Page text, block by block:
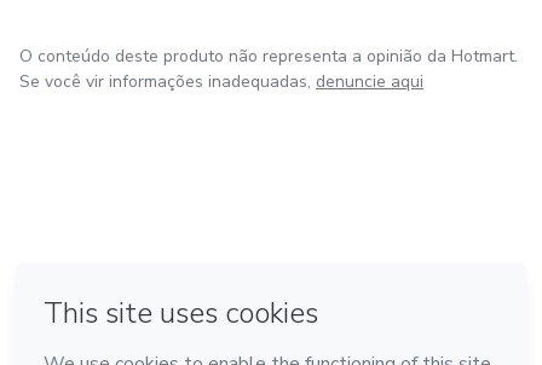
O conteúdo deste produto não representa a opinião da Hotmart.
Se você vir informações inadequadas, denuncie aqui
Feito com ❤ em Bogotá